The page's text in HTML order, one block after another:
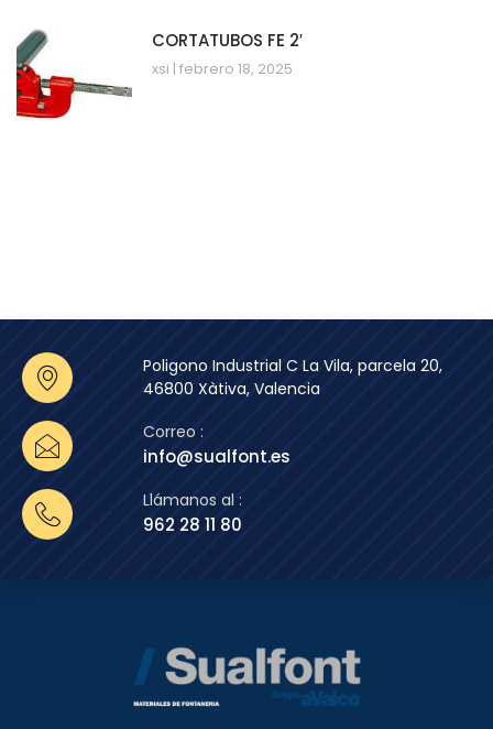
CORTATUBOS FE 2′
xsi febrero 18, 2025
Poligono Industrial C La Vila, parcela 20,
46800 Xàtiva, Valencia
Correo :
info@sualfont.es
Llámanos al :
962 28 11 80